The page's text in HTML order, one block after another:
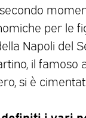
per le
Napoli del
il famoso
si è